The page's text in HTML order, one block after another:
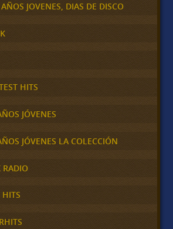
JOVENES, DIAS DE DISCO
HITS
JÓVENES
JÓVENES LA COLECCIÓN
RADIO